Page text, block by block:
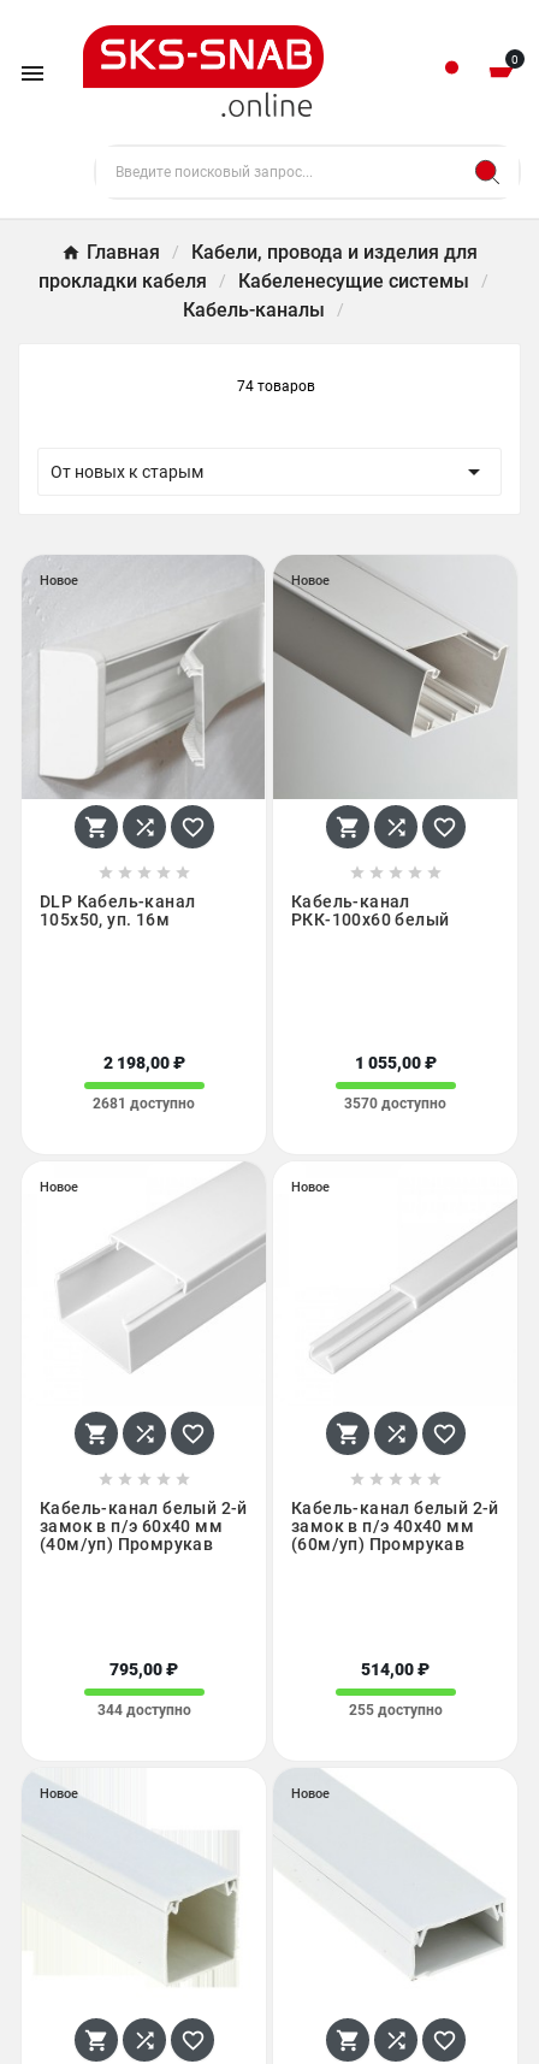
 0
Главная
Кабели, провода и изделия для
прокладки кабеля
Кабеленесущие системы
Кабель-каналы
74 товаров
От новых к старым 
Новое
  
    
DLP Кабель-канал
105x50, уп. 16м
2 198,00 ₽
2681 доступно
Новое
  
    
Кабель-канал
РКК-100х60 белый
1 055,00 ₽
3570 доступно
Новое
  
    
Кабель-канал белый 2-й
замок в п/э 60х40 мм
(40м/уп) Промрукав
795,00 ₽
344 доступно
Новое
  
    
Кабель-канал белый 2-й
замок в п/э 40х40 мм
(60м/уп) Промрукав
514,00 ₽
255 доступно
Новое
  
Новое
  